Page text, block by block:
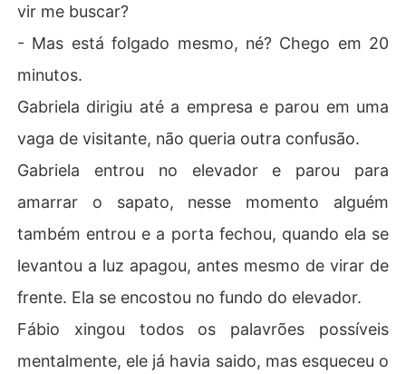
vir me buscar?
- Mas está folgado mesmo, né? Chego em 20
minutos.
Gabriela dirigiu até a empresa e parou em uma
vaga de visitante, não queria outra confusão.
Gabriela entrou no elevador e parou para
amarrar o sapato, nesse momento alguém
também entrou e a porta fechou, quando ela se
levantou a luz apagou, antes mesmo de virar de
frente. Ela se encostou no fundo do elevador.
Fábio xingou todos os palavrões possíveis
mentalmente, ele já havia saido, mas esqueceu o